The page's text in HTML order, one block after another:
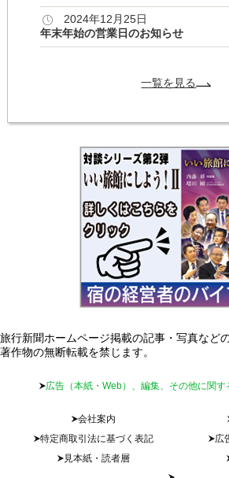
2024年12月25日
年末年始の営業日のお知らせ
一覧を見る
旅行新聞ホームページ掲載の記事・写真など
著作物の無断転載を禁じます。
広告（本紙・Web）、編集、その他に関す
会社案内
特定商取引法に基づく表記
広
見本紙・読者層